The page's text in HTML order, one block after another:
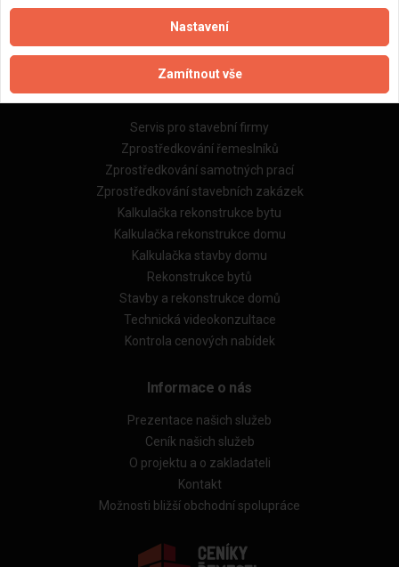
Obchodní podmínky (rozpočtování)
Reference
Naše excelové tabulky online
Naše služby
Servis pro stavební firmy
Zprostředkování řemeslníků
Zprostředkování samotných prací
Zprostředkování stavebních zakázek
Kalkulačka rekonstrukce bytu
Kalkulačka rekonstrukce domu
Kalkulačka stavby domu
Rekonstrukce bytů
Stavby a rekonstrukce domů
Technická videokonzultace
Kontrola cenových nabídek
Informace o nás
Prezentace našich služeb
Ceník našich služeb
O projektu a o zakladateli
Kontakt
Možnosti bližší obchodní spolupráce
Nastavení
Zamítnout vše